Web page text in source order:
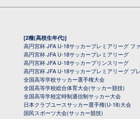
[2種(高校生年代)]
高円宮杯 JFA U-18サッカープレミアリーグ フ
高円宮杯 JFA U-18サッカープレミアリーグ
高円宮杯 JFA U-18サッカープリンスリーグ
高円宮杯 JFA U-18サッカープレミアリーグ プ
全国高等学校サッカー選手権大会
全国高等学校総合体育大会(サッカー競技)
全国高等学校定時制通信制サッカー大会
日本クラブユースサッカー選手権(U-18)大会
国民スポーツ大会(サッカー競技)